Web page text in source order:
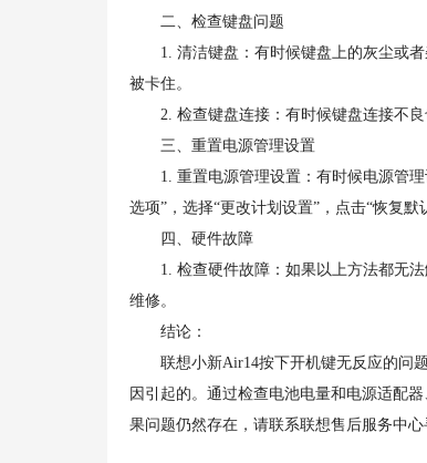
二、检查键盘问题
1. 清洁键盘：有时候键盘上的灰尘或者
被卡住。
2. 检查键盘连接：有时候键盘连接不良
三、重置电源管理设置
1. 重置电源管理设置：有时候电源管理
选项”，选择“更改计划设置”，点击“恢复默
四、硬件故障
1. 检查硬件故障：如果以上方法都无法
维修。
结论：
联想小新Air14按下开机键无反应的问题
因引起的。通过检查电池电量和电源适配
果问题仍然存在，请联系联想售后服务中心